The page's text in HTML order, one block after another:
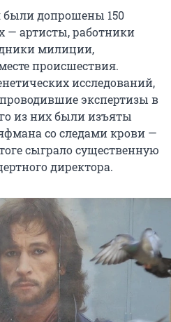
были допрошены 150
— артисты, работники
милиции,
происшествия.
исследований,
экспертизы в
из них были изъяты
со следами крови —
сыграло существенную
директора.